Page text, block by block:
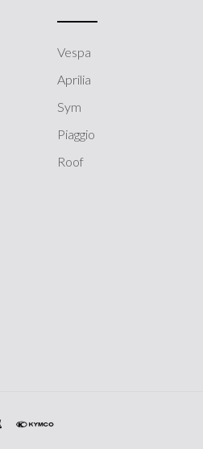
Vespa
Aprilia
Sym
Piaggio
Roof